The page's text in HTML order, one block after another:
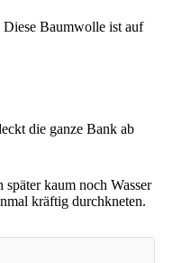
Baumwolle ist auf
die ganze Bank ab
kaum noch Wasser
kräftig durchkneten.